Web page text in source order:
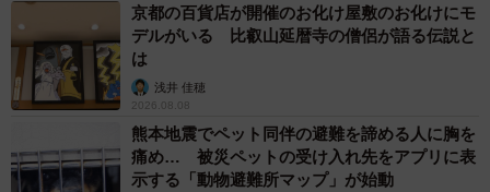
京都の百貨店が開催のお化け屋敷のお化けにモ
デルがいる 比叡山延暦寺の僧侶が語る伝説と
は
浅井 佳穂
2026.08.08
熊本地震でペット同伴の避難を諦める人に胸を
痛め… 被災ペットの受け入れ先をアプリに表
示する「動物避難所マップ」が始動